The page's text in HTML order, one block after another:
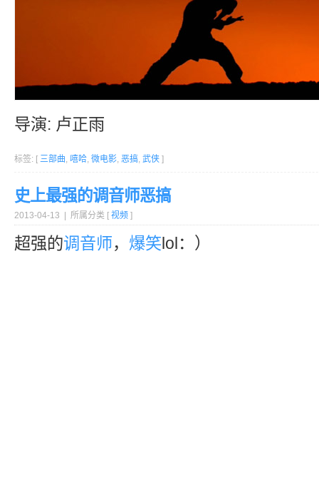
导演: 卢正雨
标签: [ 三部曲, 嘻哈, 微电影, 恶搞, 武侠 ]
史上最强的调音师恶搞
2013-04-13 | 所属分类 [ 视频 ]
超强的调音师， 爆笑lol：）